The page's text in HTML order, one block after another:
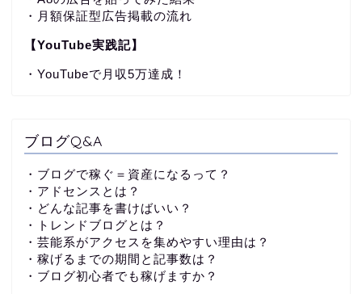
・月額保証型広告掲載の流れ
【YouTube実践記】
・YouTubeで月収5万達成！
ブログQ&A
・ブログで稼ぐ＝資産になるって？
・アドセンスとは？
・どんな記事を書けばいい？
・トレンドブログとは？
・芸能系がアクセスを集めやすい理由は？
・稼げるまでの期間と記事数は？
・ブログ初心者でも稼げますか？